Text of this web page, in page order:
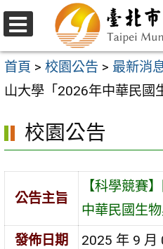
跳
至
主
要
容
區
選
單
首頁 > 校園公告 > 最新消
山大學「2026年中華民國
校園公告
公告主旨
【科學競賽
中華民國生物
發佈日期
2025 年 9 月